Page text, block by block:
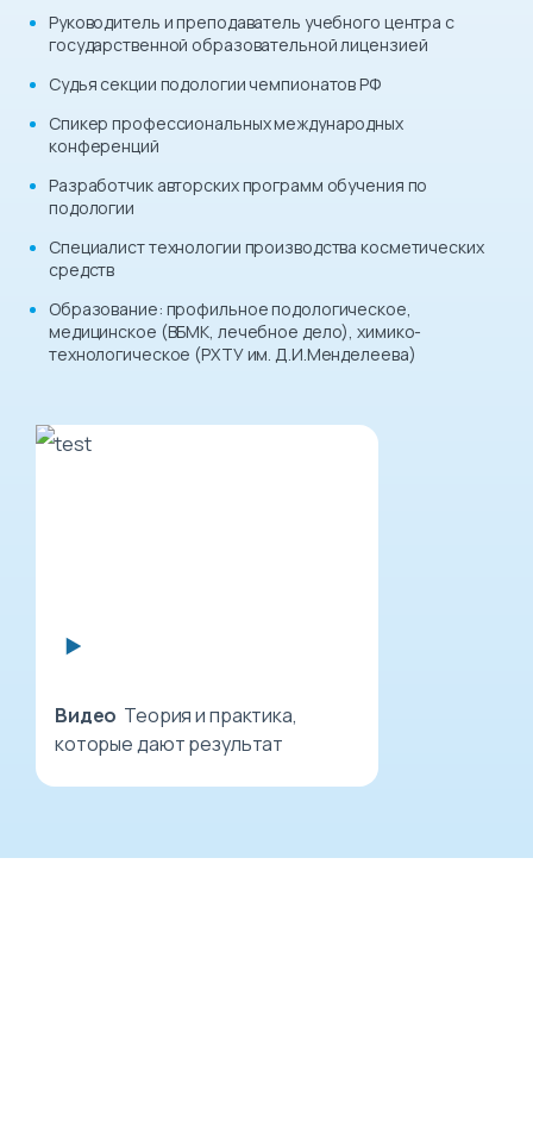
Руководитель и преподаватель учебного центра с
государственной образовательной лицензией
Судья секции подологии чемпионатов РФ
Спикер профессиональных международных
конференций
Разработчик авторских программ обучения по
подологии
Специалист технологии производства косметических
средств
Образование: профильное подологическое,
медицинское (ВБМК, лечебное дело), химико-
технологическое (РХТУ им. Д.И.Менделеева)
Видео Теория и практика,
которые дают результат